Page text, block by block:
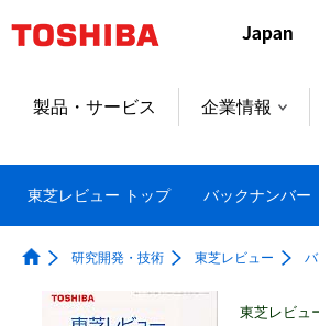
製品・サービス 企業情報
東芝レビュー トップ バックナンバー
研究開発・技術 東芝レビュー
東芝レビュ